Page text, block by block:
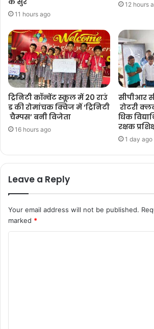
11 hours ago
12 hours
ट्रिनिटी कॉन्वेंट स्कूल में 20 राउं
ड की रोमांचक क्विज में ‘ट्रिनिटी
चैम्पस’ बनी विजेता
16 hours ago
सीपीआर
रोटरी
धिक
रक्षक
1 day ago
Leave a Reply
Your email address will not be published.
marked *